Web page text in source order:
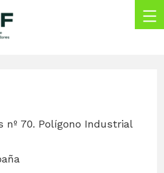
nº 70. Polígono Industrial